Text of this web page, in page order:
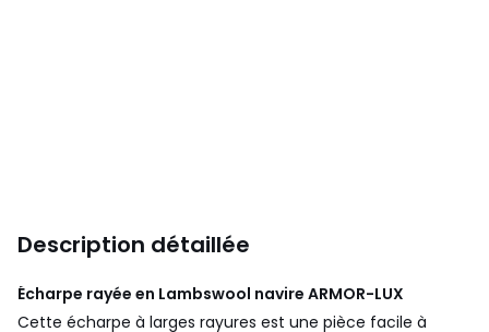
Description détaillée
Écharpe rayée en Lambswool navire ARMOR-LUX
Cette écharpe à larges rayures est une pièce facile à